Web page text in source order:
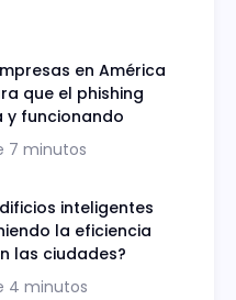
en América
que el phishing
y funcionando
7 minutos
inteligentes
la eficiencia
las ciudades?
4 minutos